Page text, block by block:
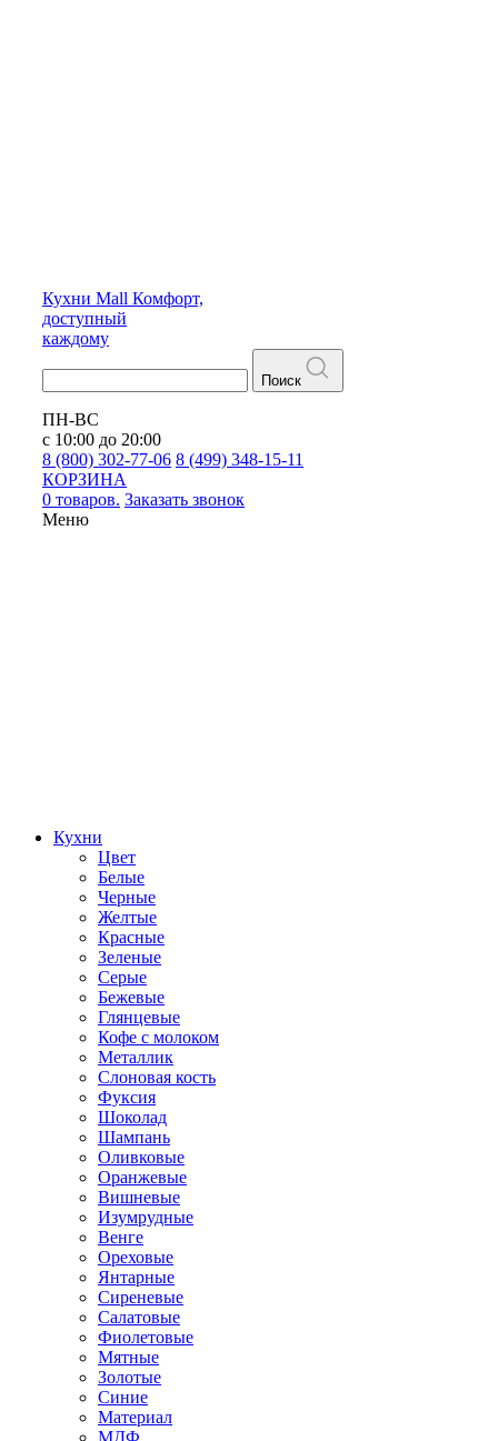
Кухни Mall Комфорт,
доступный
каждому
Поиск
ПН-ВС
с 10:00 до 20:00
8 (800) 302-77-06 8 (499) 348-15-11
КОРЗИНА
0 товаров. Заказать звонок
Меню
Кухни
Цвет
Белые
Черные
Желтые
Красные
Зеленые
Серые
Бежевые
Глянцевые
Кофе с молоком
Металлик
Слоновая кость
Фуксия
Шоколад
Шампань
Оливковые
Оранжевые
Вишневые
Изумрудные
Венге
Ореховые
Янтарные
Сиреневые
Салатовые
Фиолетовые
Мятные
Золотые
Синие
Материал
МДФ